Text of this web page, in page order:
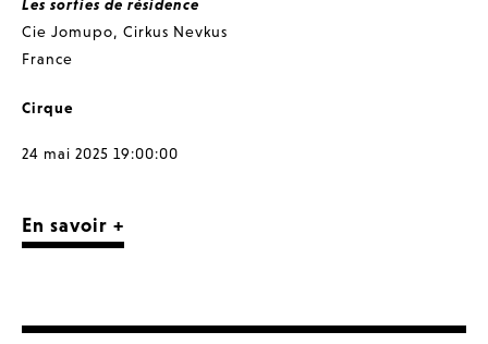
Les sorties de résidence
Cie Jomupo, Cirkus Nevkus
France
Cirque
24 mai 2025 19:00:00
En savoir +